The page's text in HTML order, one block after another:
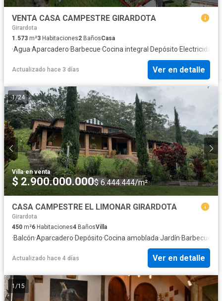
VENTA CASA CAMPESTRE GIRARDOTA
Girardota
1.573 m²3 Habitaciones2 BañosCasa
·Agua·Aparcadero·Barbecue·Cocina integral ·Depósito·Electricidad
Actualizado hace 3 días Ver en detalle
1/24
Villa·en venta
$ 2.900.000.000$ 6.444.444/m²
CASA CAMPESTRE EL LIMONAR GIRARDOTA
Girardota
450 m²6 Habitaciones4 BañosVilla
·Balcón·Aparcadero·Depósito·Cocina amoblada·Jardín·Barbecue
Actualizado hace 4 días Ver en detalle
1 /15